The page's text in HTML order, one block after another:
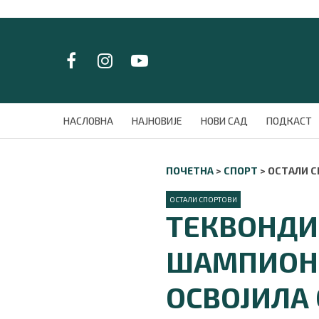
НАСЛОВНА НАЈНОВИЈЕ НОВИ САД ПОДКАСТ
ПОЧЕТНА > СПОРТ > ОСТАЛИ
ОСТАЛИ СПОРТОВИ
ШАМПИОН
ОСВОЈИЛА
НАСЛОВНА
НАЈНОВИЈЕ